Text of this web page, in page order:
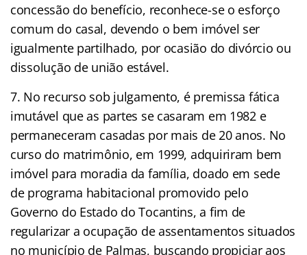
concessão do benefício, reconhece-se o esforço
comum do casal, devendo o bem imóvel ser
igualmente partilhado, por ocasião do divórcio ou
dissolução de união estável.
7. No recurso sob julgamento, é premissa fática
imutável que as partes se casaram em 1982 e
permaneceram casadas por mais de 20 anos. No
curso do matrimônio, em 1999, adquiriram bem
imóvel para moradia da família, doado em sede
de programa habitacional promovido pelo
Governo do Estado do Tocantins, a fim de
regularizar a ocupação de assentamentos situados
no município de Palmas, buscando propiciar aos